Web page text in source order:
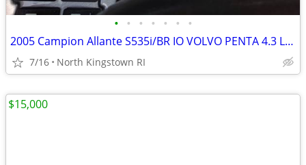
• • • • • • •
2005 Campion Allante S535i/BR IO VOLVO PENTA 4.3 L bow rider ski boat
7/16 North Kingstown RI
$15,000